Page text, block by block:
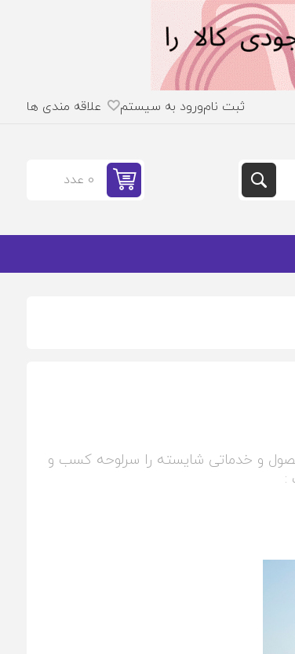
ثبت نامورود به سیستم علاقه مندی ها
0 عدد
محصول و خدماتی شایسته را سرلوحه کسب و
: